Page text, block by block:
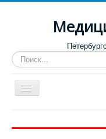
Искать...
Toggle
Navigation